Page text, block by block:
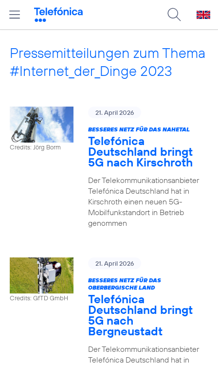
Pressemitteilungen zum Thema
#Internet_der_Dinge 2023
Credits: Jörg Borm
21. April 2026
BESSERES NETZ FÜR DAS NAHETAL
Telefónica
Deutschland bringt
5G nach Kirschroth
Der Telekommunikationsanbieter
Telefónica Deutschland hat in
Kirschroth einen neuen 5G-
Mobilfunkstandort in Betrieb
genommen
Credits: GfTD GmbH
21. April 2026
BESSERES NETZ FÜR DAS
OBERBERGISCHE LAND
Telefónica
Deutschland bringt
5G nach
Bergneustadt
Der Telekommunikationsanbieter
Telefónica Deutschland hat in